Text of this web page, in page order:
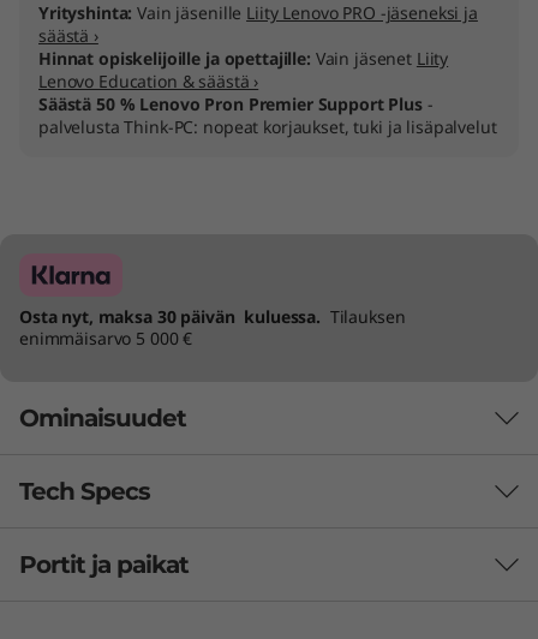
Yrityshinta:Vain jäsenille Liity Lenovo PRO -jäseneksi ja
säästä ›
Hinnat opiskelijoille ja opettajille: Vain jäsenet Liity
Lenovo Education & säästä ›
Säästä 50 % Lenovo Pron Premier Support Plus-
palvelusta Think-PC: nopeat korjaukset, tuki ja lisäpalvelut
Osta nyt, maksa 30 päivän kuluessa. Tilauksen
enimmäisarvo 5 000 €
Ominaisuudet
Tech Specs
Portit ja paikat